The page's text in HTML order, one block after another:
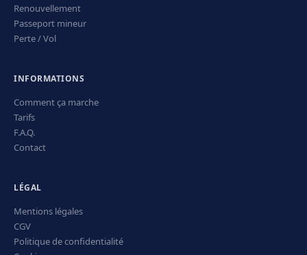
Renouvellement
Passeport mineur
Perte / Vol
INFORMATIONS
Comment ça marche
Tarifs
F.A.Q.
Contact
LÉGAL
Mentions légales
CGV
Politique de confidentialité